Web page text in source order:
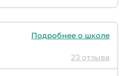
Подробнее о школе
23 отзыва